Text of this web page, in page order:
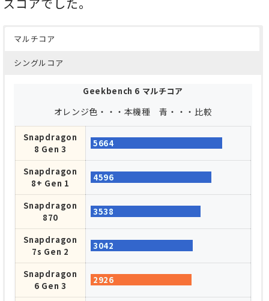
マルチコア
シングルコア
Geekbench 6 マルチコア
オレンジ色・・・本機種 青・・・比較
Snapdragon
8 Gen 3
5664
Snapdragon
8+ Gen 1
4596
Snapdragon
870
3538
Snapdragon
7s Gen 2
3042
Snapdragon
6 Gen 3
2926